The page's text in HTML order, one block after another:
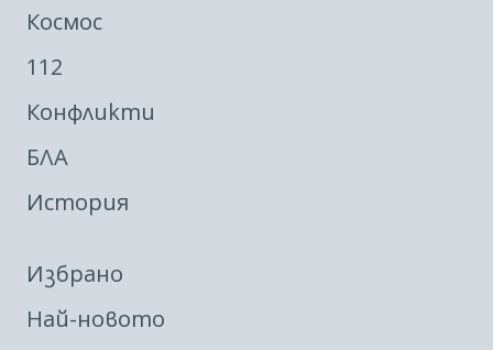
Космос
112
Конфликти
БЛА
История
Избрано
Най-новото